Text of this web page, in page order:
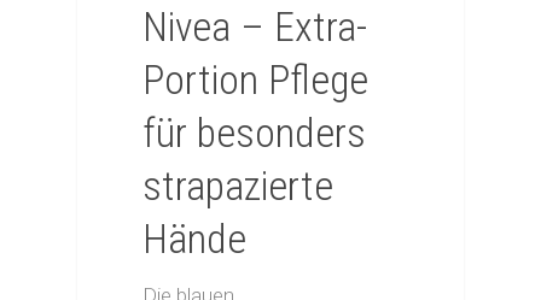
Nivea – Extra-
Portion Pflege
für besonders
strapazierte
Hände
Die blauen